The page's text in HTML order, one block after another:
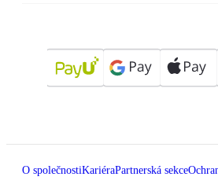
O společnostiKariéraPartnerská sekce